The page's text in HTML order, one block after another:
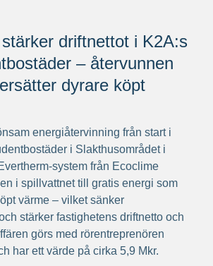
driftnettot i K2A:s
– återvunnen
dyrare köpt
energiåtervinning från start i
i Slakthusområdet i
system från Ecoclime
i spillvattnet till gratis energi som
värme – vilket sänker
stärker fastighetens driftnetto och
görs med rörentreprenören
har ett värde på cirka 5,9 Mkr.